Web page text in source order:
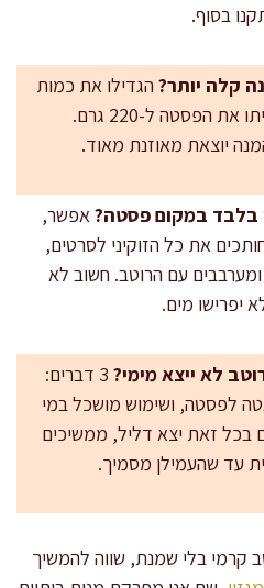
קלה יותר? הגדילו את כמות
הזוקיני ל-900 גרם והפחיתו את הפסטה ל-220 גרם.
יוצאת מאוזנת מאוד.
בלבד במקום פסטה?אפשר,
את כל הזוקיני לסרטים,
בלבד ומערבבים עם הרוטב. חשוב לא
יפרישו מים.
לא ייצא מימי?
3 דברים:
לפסטה, ושימוש מושכל במי
זאת יצא דליל, ממשיכים
עד שהעמילן מסמיך.
בלי שמנת, שווה להמשיך